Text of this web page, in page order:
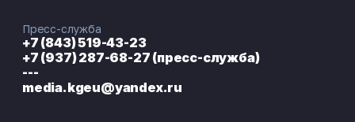
Пресс-служба
+7 (843) 519-43-23
+7 (937) 287-68-27 (пресс-служба)
---
media.kgeu@yandex.ru